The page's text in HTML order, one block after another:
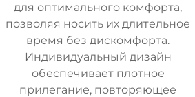
для оптимального комфорта,
позволяя носить их длительное
время без дискомфорта.
Индивидуальный дизайн
обеспечивает плотное
прилегание, повторяющее